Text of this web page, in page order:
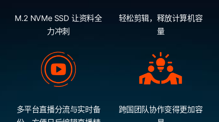
M.2 NVMe SSD 让资料全
力冲刺
轻松剪辑，释放计算机容
量
多平台直播分流与实时备
跨国团队协作变得更加容